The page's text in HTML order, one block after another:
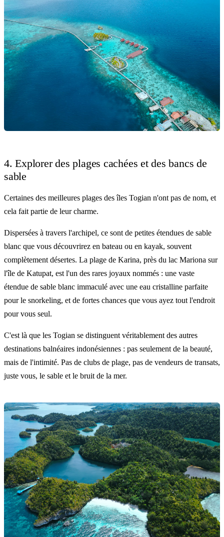
4. Explorer des plages cachées et des bancs de
sable
Certaines des meilleures plages des îles Togian n'ont pas de nom, et
cela fait partie de leur charme.
Dispersées à travers l'archipel, ce sont de petites étendues de sable
blanc que vous découvrirez en bateau ou en kayak, souvent
complètement désertes. La plage de Karina, près du lac Mariona sur
l'île de Katupat, est l'un des rares joyaux nommés : une vaste
étendue de sable blanc immaculé avec une eau cristalline parfaite
pour le snorkeling, et de fortes chances que vous ayez tout l'endroit
pour vous seul.
C'est là que les Togian se distinguent véritablement des autres
destinations balnéaires indonésiennes : pas seulement de la beauté,
mais de l'intimité. Pas de clubs de plage, pas de vendeurs de transats,
juste vous, le sable et le bruit de la mer.